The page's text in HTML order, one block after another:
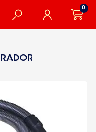
0